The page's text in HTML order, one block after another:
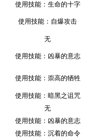
使用技能：生命的十字
使用技能：自爆攻击
无
使用技能：凶暴的意志
使用技能：崇高的牺牲
使用技能：暗黑之诅咒
无
使用技能：凶暴的意志
使用技能：沉着的命令